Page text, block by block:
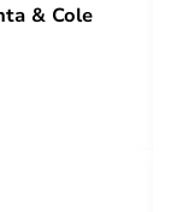
& Cole